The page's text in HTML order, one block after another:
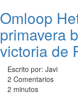
Omloop
primavera
victoria de
Escrito por: Javi
2 Comentarios
2 minutos